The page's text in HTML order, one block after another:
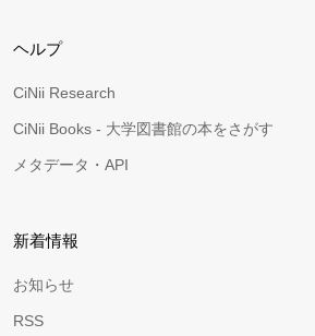
ヘルプ
CiNii Research
CiNii Books - 大学図書館の本をさがす
メタデータ・API
新着情報
お知らせ
RSS